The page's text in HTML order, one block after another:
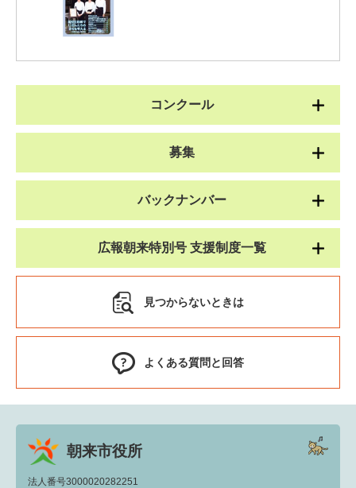
コンクール
募集
バックナンバー
広報朝来特別号 支援制度一覧
見つからないときは
よくある質問と回答
朝来市役所
法人番号3000020282251